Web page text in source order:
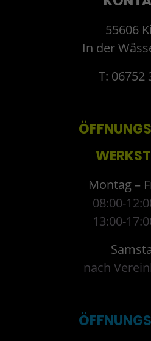
55606
In der
T: 06752
Montag –
08:00-
13:00-
nach